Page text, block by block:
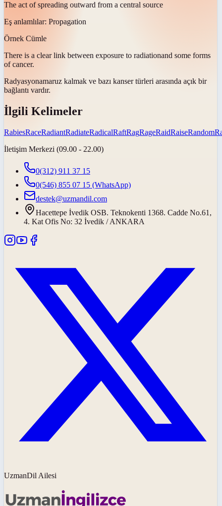
The act of spreading outward from a central source
Eş anlamlılar: Propagation
Örnek Cümle
There is a clear link between exposure to radiationand some forms
of cancer.
Radyasyonamaruz kalmak ve bazı kanser türleri arasında açık bir
bağlantı vardır.
İlgili Kelimeler
RabiesRaceRadiantRadiateRadicalRaftRagRageRaidRaiseRandom
İletişim Merkezi (09.00 - 22.00)
0(312) 911 37 15
0(546) 855 07 15 (WhatsApp)
destek@uzmandil.com
Hacettepe İvedik OSB. Teknokenti 1368. Cadde No.61,
4. Kat Ofis No: 32 İvedik / ANKARA
UzmanDil Ailesi